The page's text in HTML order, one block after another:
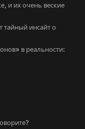
и их очень веские
тайный инсайт о
в реальности: